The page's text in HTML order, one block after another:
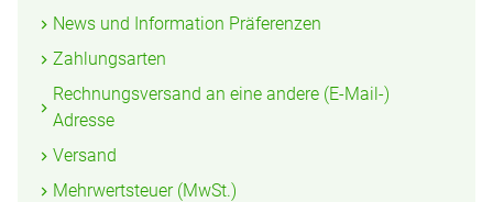
News und Information Präferenzen
Zahlungsarten
Rechnungsversand an eine andere (E-Mail-)
Adresse
Versand
Mehrwertsteuer (MwSt.)